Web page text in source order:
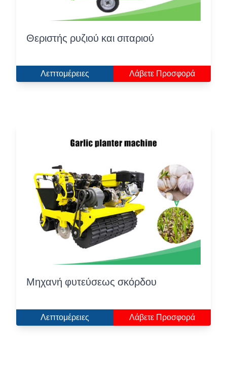
Θεριστής ρυζιού και σιταριού
Λεπτομέρειες Λάβετε Προσφορά
Μηχανή φυτεύσεως σκόρδου
Λεπτομέρειες Λάβετε Προσφορά